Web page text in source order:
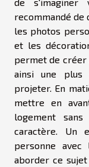
recommandé
les photos
et les
permet de créer
ainsi une plus
projeter. En
mettre en
logement
caractère. Un
personne
aborder ce